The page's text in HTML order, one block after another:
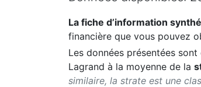
La fiche d’information
financière que vous pouvez
Les données présentées sont
Lagrand à la moyenne de la
similaire, la strate est une